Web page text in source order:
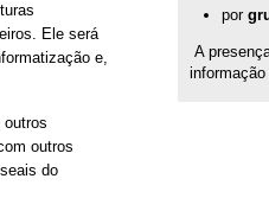
Ele será
e,
outros
outros
do
por
A